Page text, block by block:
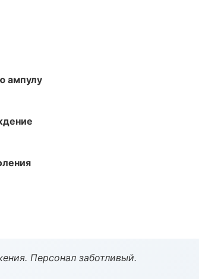
ампулу
Персонал заботливый.